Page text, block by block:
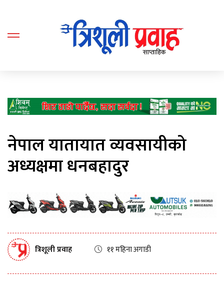
नेपाल यातायात व्यवसायीको
अध्यक्षमा धनबहादुर
त्रिशूली प्रवाह ११ महिना अगाडी